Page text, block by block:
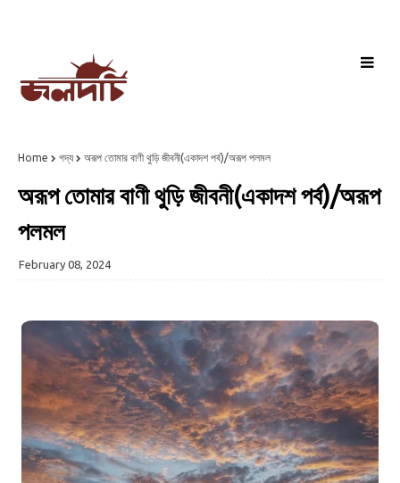
Home গদ্য অরূপ তোমার বাণী থুড়ি জীবনী(একাদশ পর্ব)/অরূপ পলমল
অরূপ তোমার বাণী থুড়ি জীবনী(একাদশ পর্ব)/অরূপ
পলমল
February 08, 2024